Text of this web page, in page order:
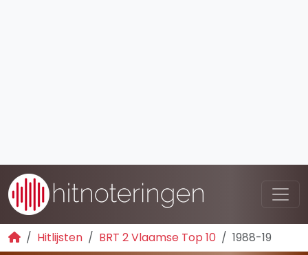
Hitlijsten BRT 2 Vlaamse Top 10 1988-19